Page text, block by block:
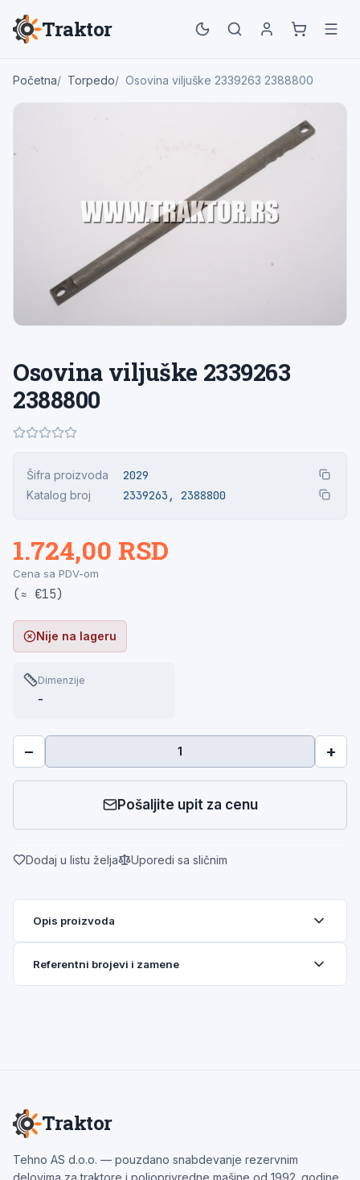
Traktor
Početna Torpedo Osovina viljuške 2339263 2388800
Osovina viljuške 2339263
2388800
Šifra proizvoda 2029
Katalog broj 2339263, 2388800
1.724,00 RSD
Cena sa PDV-om
(≈ €15)
Nije na lageru
Dimenzije
-
− +
Pošaljite upit za cenu
Dodaj u listu želja Uporedi sa sličnim
Opis proizvoda
Referentni brojevi i zamene
Traktor
Tehno AS d.o.o. — pouzdano snabdevanje rezervnim
delovima za traktore i poljoprivredne mašine od 1992. godine.